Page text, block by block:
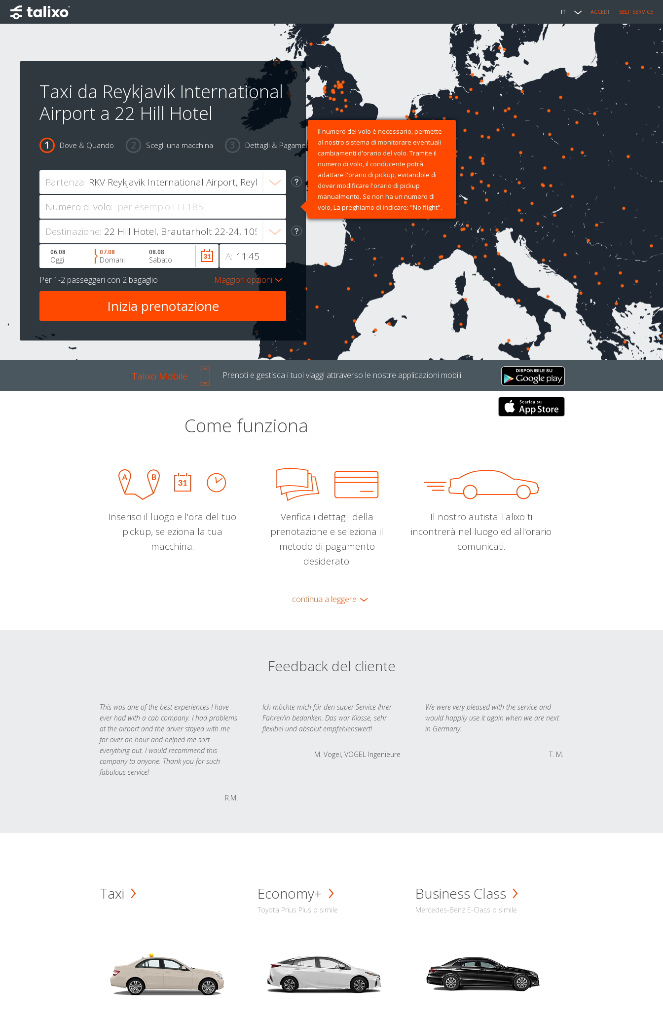
IT ACCEDI SELF SERVICE
Taxi da Reykjavik International
Airport a 22 Hill Hotel
Dove & Quando Scegli una macchina Dettagli & Pagamento
Partenza:
Numero di volo:
Il numero del volo è necessario, permette
al nostro sistema di monitorare eventuali
cambiamenti d'orario del volo. Tramite il
numero di volo, il conducente potrà
adattare l'orario di pickup, evitandole di
dover modificare l'orario di pickup
manualmente. Se non ha un numero di
volo, La preghiamo di indicare: "No flight".
Destinazione:
A:
06.08
Oggi
07.08
Domani
08.08
Sabato
Per 1-2 passeggeri con 2 bagaglio Maggiori opzioni
Talixo Mobile Prenoti e gestisca i tuoi viaggi attraverso le nostre applicazioni mobili.
Come funziona
Inserisci il luogo e l'ora del tuo
pickup, seleziona la tua
macchina.
Verifica i dettagli della
prenotazione e seleziona il
metodo di pagamento
desiderato.
Il nostro autista Talixo ti
incontrerà nel luogo ed all'orario
comunicati.
continua a leggere
Feedback del cliente
This was one of the best experiences I have
ever had with a cab company. I had problems
at the airport and the driver stayed with me
for over an hour and helped me sort
everything out. I would recommend this
company to anyone. Thank you for such
fabulous service!
R.M.
Ich möchte mich für den super Service Ihrer
Fahrer/in bedanken. Das war Klasse, sehr
flexibel und absolut empfehlenswert!
M. Vogel, VOGEL Ingenieure
We were very pleased with the service and
would happily use it again when we are next
in Germany.
T. M.
Taxi Economy+
Toyota Prius Plus o simile
Business Class
Mercedes-Benz E-Class o simile